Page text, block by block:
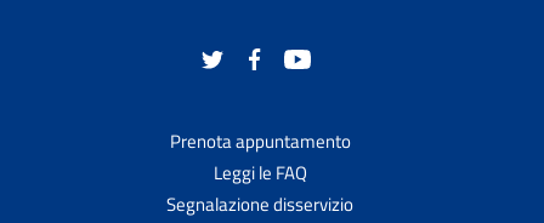
Prenota appuntamento
Leggi le FAQ
Segnalazione disservizio